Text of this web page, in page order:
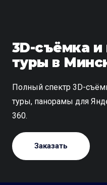
3D-съёмка и
туры в
Полный спектр 3D-
туры, панорамы для
360.
Заказать